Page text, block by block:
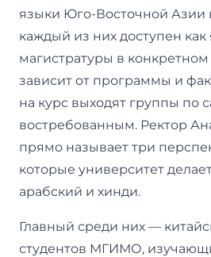
языки Юго-Восточной Азии
каждый из них доступен как
магистратуры в
зависит от программы и
на курс выходят группы по
востребованным. Ректор
прямо называет три
которые университет
арабский и хинди.
Главный среди них —
студентов МГИМО,